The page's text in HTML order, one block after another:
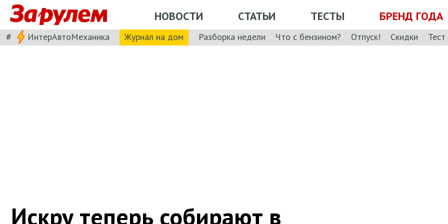
НОВОСТИ СТАТЬИ ТЕСТЫ БРЕНД ГОДА
# ИнтерАвтоМеханика Журнал на дом Разборка недели Что с бензином? Отпуск! Скидки
Искру теперь собирают в